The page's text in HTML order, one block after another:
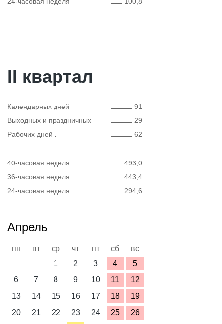
II квартал
Календарных дней
91
Выходных и праздничных
29
Рабочих дней
62
40-часовая неделя
493,0
36-часовая неделя
443,4
24-часовая неделя
294,6
Апрель
пн вт ср чт пт сб
вс
1
2 3 4
5
6
7 8 9 10 11
12
13
14 15 16 17 18
19
20
21 22 23 24 25
26